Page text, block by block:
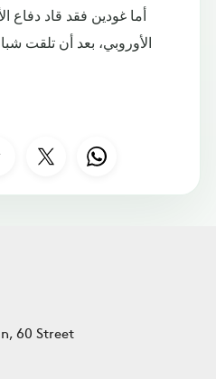
أما غودين فقد قاد دفاع
الأوروبي، بعد أن تلقت
60 Street